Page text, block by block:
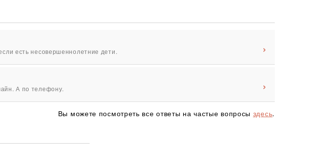
есть несовершеннолетние дети.
А по телефону.
Вы можете посмотреть все ответы на частые вопросы здесь.